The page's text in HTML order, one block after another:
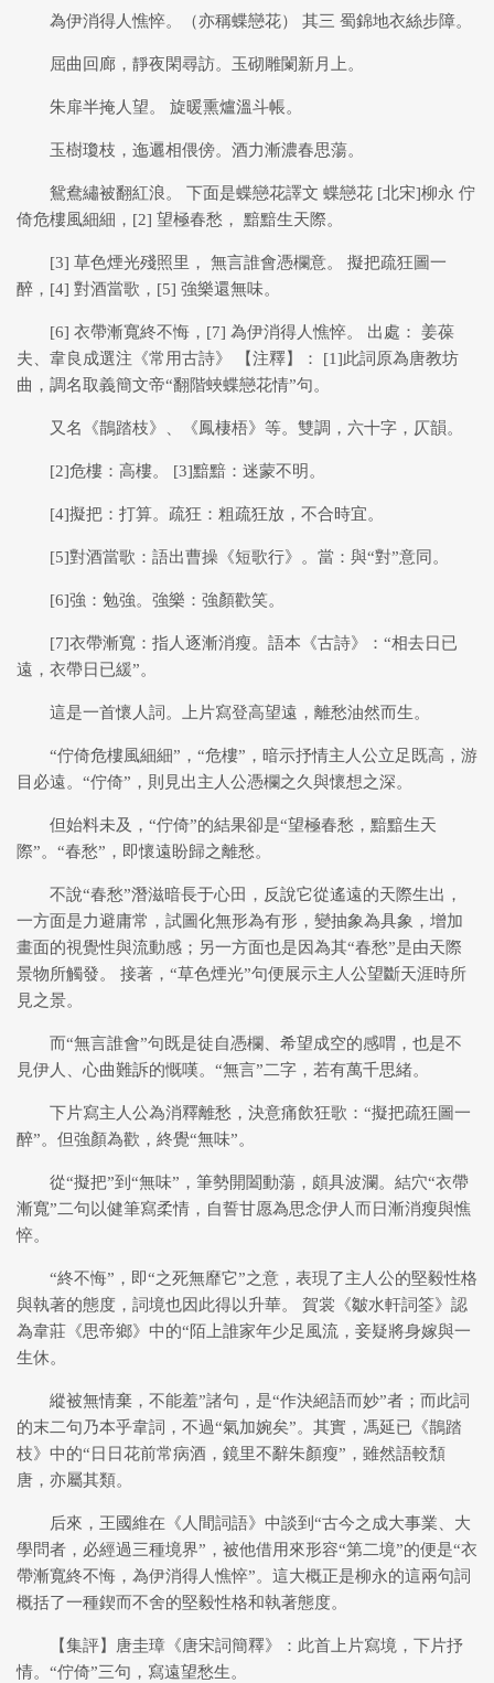
為伊消得人憔悴。（亦稱蝶戀花） 其三 蜀錦地衣絲步障。
屈曲回廊，靜夜閑尋訪。玉砌雕闌新月上。
朱扉半掩人望。 旋暖熏爐溫斗帳。
玉樹瓊枝，迤邐相偎傍。酒力漸濃春思蕩。
鴛鴦繡被翻紅浪。 下面是蝶戀花譯文 蝶戀花 [北宋]柳永 佇
倚危樓風細細，[2] 望極春愁， 黯黯生天際。
[3] 草色煙光殘照里， 無言誰會憑欄意。 擬把疏狂圖一
醉，[4] 對酒當歌，[5] 強樂還無味。
[6] 衣帶漸寬終不悔，[7] 為伊消得人憔悴。 出處： 姜葆
夫、韋良成選注《常用古詩》 【注釋】： [1]此詞原為唐教坊
曲，調名取義簡文帝“翻階蛺蝶戀花情”句。
又名《鵲踏枝》、《鳳棲梧》等。雙調，六十字，仄韻。
[2]危樓：高樓。 [3]黯黯：迷蒙不明。
[4]擬把：打算。疏狂：粗疏狂放，不合時宜。
[5]對酒當歌：語出曹操《短歌行》。當：與“對”意同。
[6]強：勉強。強樂：強顏歡笑。
[7]衣帶漸寬：指人逐漸消瘦。語本《古詩》：“相去日已
遠，衣帶日已緩”。
這是一首懷人詞。上片寫登高望遠，離愁油然而生。
“佇倚危樓風細細”，“危樓”，暗示抒情主人公立足既高，游
目必遠。“佇倚”，則見出主人公憑欄之久與懷想之深。
但始料未及，“佇倚”的結果卻是“望極春愁，黯黯生天
際”。“春愁”，即懷遠盼歸之離愁。
不說“春愁”潛滋暗長于心田，反說它從遙遠的天際生出，
一方面是力避庸常，試圖化無形為有形，變抽象為具象，增加
畫面的視覺性與流動感；另一方面也是因為其“春愁”是由天際
景物所觸發。 接著，“草色煙光”句便展示主人公望斷天涯時所
見之景。
而“無言誰會”句既是徒自憑欄、希望成空的感喟，也是不
見伊人、心曲難訴的慨嘆。“無言”二字，若有萬千思緒。
下片寫主人公為消釋離愁，決意痛飲狂歌：“擬把疏狂圖一
醉”。但強顏為歡，終覺“無味”。
從“擬把”到“無味”，筆勢開闔動蕩，頗具波瀾。結穴“衣帶
漸寬”二句以健筆寫柔情，自誓甘愿為思念伊人而日漸消瘦與憔
悴。
“終不悔”，即“之死無靡它”之意，表現了主人公的堅毅性格
與執著的態度，詞境也因此得以升華。 賀裳《皺水軒詞筌》認
為韋莊《思帝鄉》中的“陌上誰家年少足風流，妾疑將身嫁與一
生休。
縱被無情棄，不能羞”諸句，是“作決絕語而妙”者；而此詞
的末二句乃本乎韋詞，不過“氣加婉矣”。其實，馮延已《鵲踏
枝》中的“日日花前常病酒，鏡里不辭朱顏瘦”，雖然語較頹
唐，亦屬其類。
后來，王國維在《人間詞語》中談到“古今之成大事業、大
學問者，必經過三種境界”，被他借用來形容“第二境”的便是“衣
帶漸寬終不悔，為伊消得人憔悴”。這大概正是柳永的這兩句詞
概括了一種鍥而不舍的堅毅性格和執著態度。
【集評】唐圭璋《唐宋詞簡釋》：此首上片寫境，下片抒
情。“佇倚”三句，寫遠望愁生。